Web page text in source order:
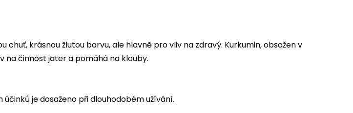
krásnou žlutou barvu, ale hlavně pro vliv na zdravý. Kurkumin, obsažen v
na činnost jater a pomáhá na klouby.
je dosaženo při dlouhodobém užívání.